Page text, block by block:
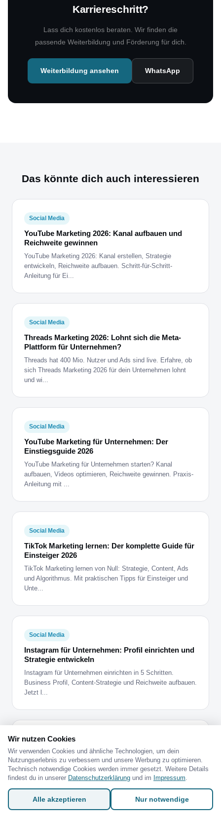
Karriereschritt?
Lass dich kostenlos beraten. Wir finden die
passende Weiterbildung und Förderung für dich.
Weiterbildung ansehen WhatsApp
Das könnte dich auch interessieren
Social Media
YouTube Marketing 2026: Kanal aufbauen und
Reichweite gewinnen
YouTube Marketing 2026: Kanal erstellen, Strategie
entwickeln, Reichweite aufbauen. Schritt-für-Schritt-
Anleitung für Ei...
Social Media
Threads Marketing 2026: Lohnt sich die Meta-
Plattform für Unternehmen?
Threads hat 400 Mio. Nutzer und Ads sind live. Erfahre, ob
sich Threads Marketing 2026 für dein Unternehmen lohnt
und wi...
Social Media
YouTube Marketing für Unternehmen: Der
Einstiegsguide 2026
YouTube Marketing für Unternehmen starten? Kanal
aufbauen, Videos optimieren, Reichweite gewinnen. Praxis-
Anleitung mit ...
Social Media
TikTok Marketing lernen: Der komplette Guide für
Einsteiger 2026
TikTok Marketing lernen von Null: Strategie, Content, Ads
und Algorithmus. Mit praktischen Tipps für Einsteiger und
Unte...
Social Media
Instagram für Unternehmen: Profil einrichten und
Strategie entwickeln
Instagram für Unternehmen einrichten in 5 Schritten.
Business Profil, Content-Strategie und Reichweite aufbauen.
Jetzt l...
Förderung
Umschulung Social Media Manager: Dein Weg in
den Kreativberuf
Umschulung Social Media Manager: Dauer, Kosten,
Förderung per Bildungsgutschein und der 4-Monats-
Shortcut. Jetzt verglei...
Wir nutzen Cookies
Wir verwenden Cookies und ähnliche Technologien, um dein
Nutzungserlebnis zu verbessern und unsere Werbung zu optimieren.
Technisch notwendige Cookies werden immer gesetzt. Weitere Details
findest du in unserer Datenschutzerklärung und im Impressum.
Alle akzeptieren Nur notwendige